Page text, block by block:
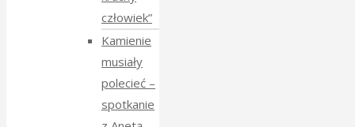
człowiek”
Kamienie
musiały
polecieć –
spotkanie